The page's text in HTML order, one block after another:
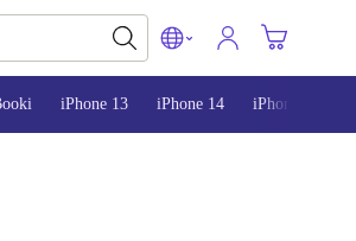
iPhone 13 iPhone 14 iPhone 15